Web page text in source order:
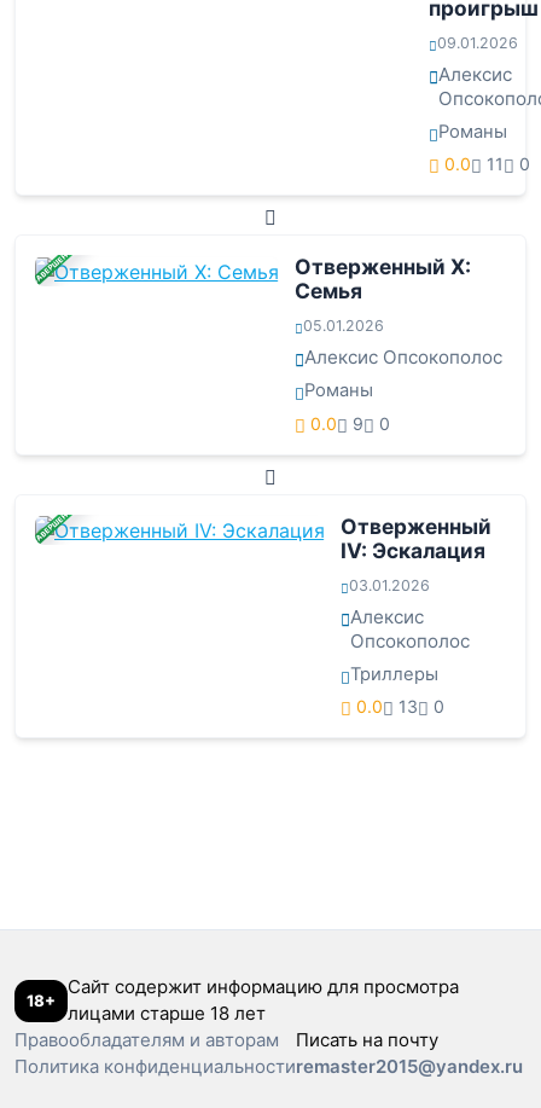
проигрыш
09.01.2026
Алексис
Романы
0.0 11 0
ЗАВЕРШЕНА
Отверженный X:
Семья
05.01.2026
Алексис Опсокополос
Романы
0.0 9 0
ЗАВЕРШЕНА
Отверженный
IV: Эскалация
03.01.2026
Алексис
Опсокополос
Триллеры
0.0 13 0
18+
Сайт содержит информацию для просмотра
лицами старше 18 лет
Правообладателям и авторам
Политика конфиденциальности
Писать на почту
remaster2015@yandex.ru